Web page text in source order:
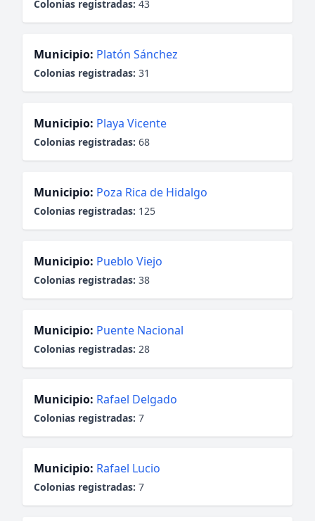
Colonias registradas: 43
Municipio: Platón Sánchez
Colonias registradas: 31
Municipio: Playa Vicente
Colonias registradas: 68
Municipio: Poza Rica de Hidalgo
Colonias registradas: 125
Municipio: Pueblo Viejo
Colonias registradas: 38
Municipio: Puente Nacional
Colonias registradas: 28
Municipio: Rafael Delgado
Colonias registradas: 7
Municipio: Rafael Lucio
Colonias registradas: 7